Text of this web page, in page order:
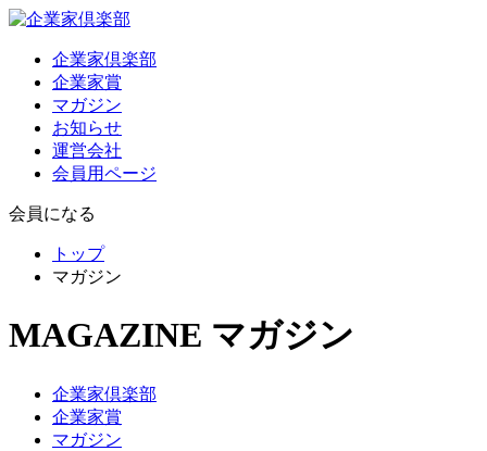
企業家倶楽部
企業家賞
マガジン
お知らせ
運営会社
会員用ページ
会員になる
トップ
マガジン
MAGAZINE マガジン
企業家倶楽部
企業家賞
マガジン